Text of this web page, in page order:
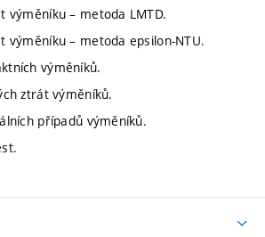
výměníku – metoda LMTD.
výměníku – metoda epsilon-NTU.
výměníků.
ztrát výměníků.
případů výměníků.